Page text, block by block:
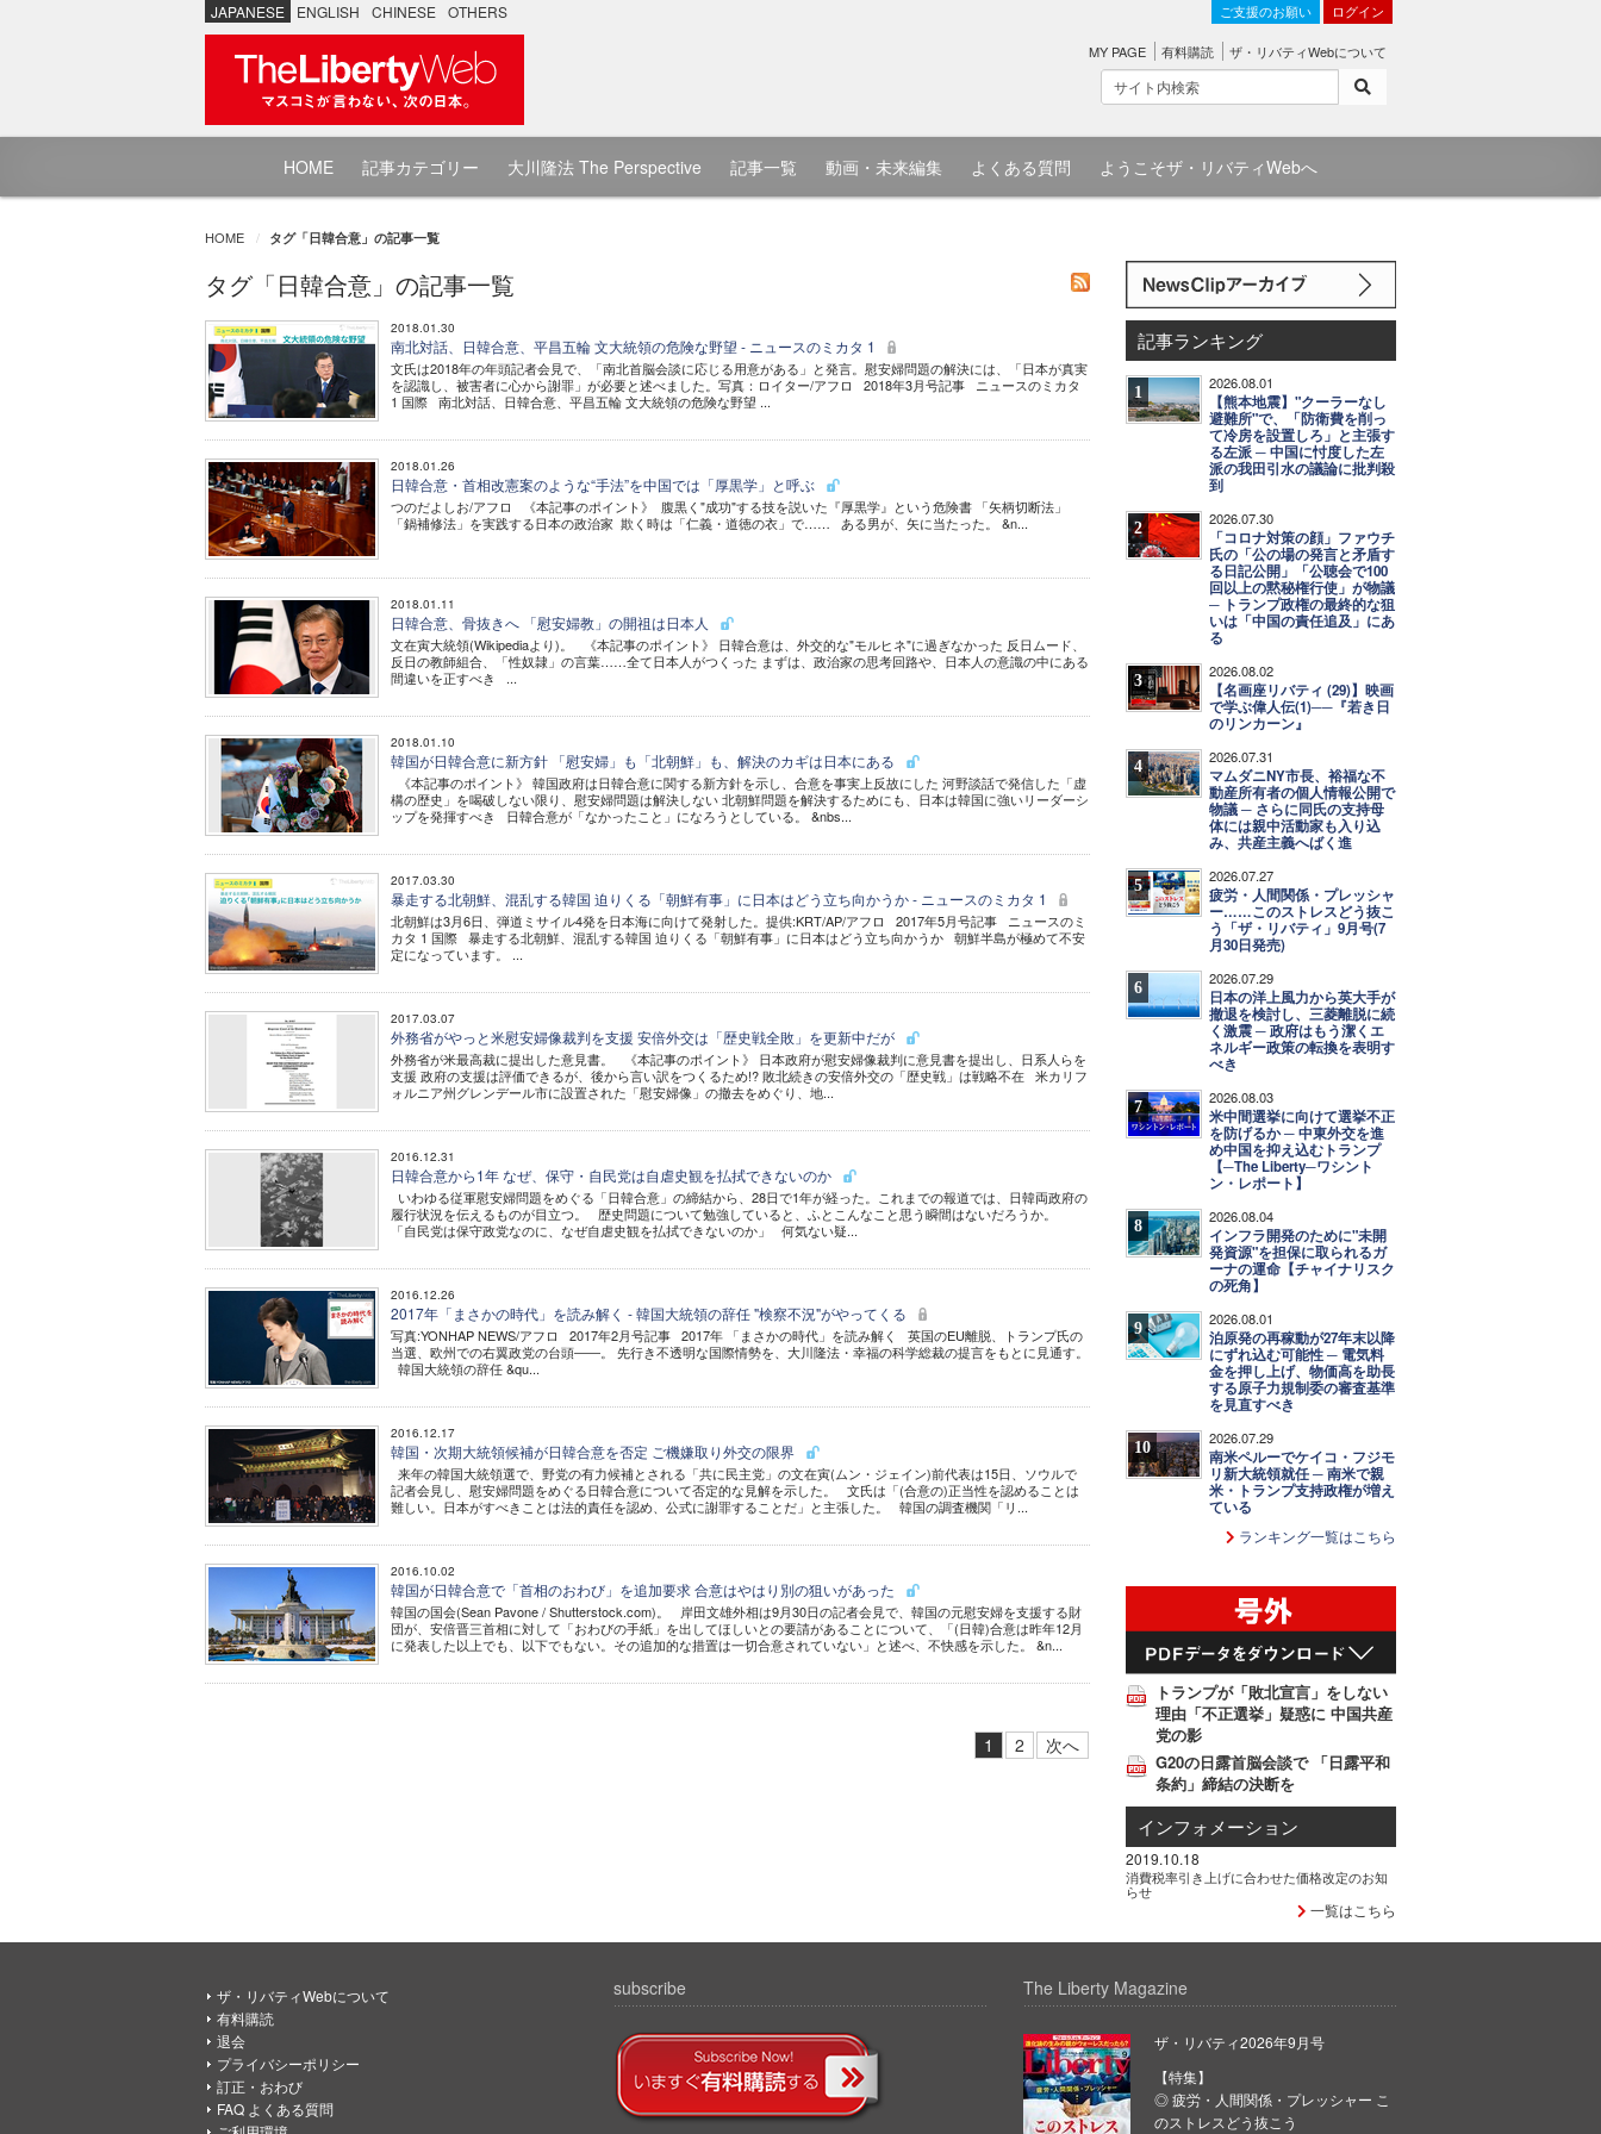
JAPANESE ENGLISH CHINESE OTHERS ご支援のお願い ログイン
MY PAGE 有料購読 ザ・リバティWebについて
HOME 記事カテゴリー 大川隆法 The Perspective 記事一覧 動画・未来編集 よくある質問 ようこそザ・リバティWebへ
HOME タグ「日韓合意」の記事一覧
タグ「日韓合意」の記事一覧
2018.01.30
南北対話、日韓合意、平昌五輪 文大統領の危険な野望 - ニュースのミカタ 1
文氏は2018年の年頭記者会見で、「南北首脳会談に応じる用意がある」と発言。慰安婦問題の解決には、「日本が真実
を認識し、被害者に心から謝罪」が必要と述べました。写真：ロイター/アフロ 2018年3月号記事 ニュースのミカタ
1 国際 南北対話、日韓合意、平昌五輪 文大統領の危険な野望 ...
2018.01.26
日韓合意・首相改憲案のような“手法”を中国では「厚黒学」と呼ぶ
つのだよしお/アフロ 《本記事のポイント》 腹黒く"成功"する技を説いた『厚黒学』という危険書 「矢柄切断法」
「鍋補修法」を実践する日本の政治家 欺く時は「仁義・道徳の衣」で…… ある男が、矢に当たった。 &n...
2018.01.11
日韓合意、骨抜きへ 「慰安婦教」の開祖は日本人
文在寅大統領(Wikipediaより)。 《本記事のポイント》 日韓合意は、外交的な"モルヒネ"に過ぎなかった 反日ムード、
反日の教師組合、「性奴隷」の言葉……全て日本人がつくった まずは、政治家の思考回路や、日本人の意識の中にある
間違いを正すべき ...
2018.01.10
韓国が日韓合意に新方針 「慰安婦」も「北朝鮮」も、解決のカギは日本にある
《本記事のポイント》 韓国政府は日韓合意に関する新方針を示し、合意を事実上反故にした 河野談話で発信した「虚
構の歴史」を喝破しない限り、慰安婦問題は解決しない 北朝鮮問題を解決するためにも、日本は韓国に強いリーダーシ
ップを発揮すべき 日韓合意が「なかったこと」になろうとしている。 &nbs...
2017.03.30
暴走する北朝鮮、混乱する韓国 迫りくる「朝鮮有事」に日本はどう立ち向かうか - ニュースのミカタ 1
北朝鮮は3月6日、弾道ミサイル4発を日本海に向けて発射した。提供:KRT/AP/アフロ 2017年5月号記事 ニュースのミ
カタ 1 国際 暴走する北朝鮮、混乱する韓国 迫りくる「朝鮮有事」に日本はどう立ち向かうか 朝鮮半島が極めて不安
定になっています。 ...
2017.03.07
外務省がやっと米慰安婦像裁判を支援 安倍外交は「歴史戦全敗」を更新中だが
外務省が米最高裁に提出した意見書。 《本記事のポイント》 日本政府が慰安婦像裁判に意見書を提出し、日系人らを
支援 政府の支援は評価できるが、後から言い訳をつくるため!? 敗北続きの安倍外交の「歴史戦」は戦略不在 米カリフ
ォルニア州グレンデール市に設置された「慰安婦像」の撤去をめぐり、地...
2016.12.31
日韓合意から1年 なぜ、保守・自民党は自虐史観を払拭できないのか
いわゆる従軍慰安婦問題をめぐる「日韓合意」の締結から、28日で1年が経った。これまでの報道では、日韓両政府の
履行状況を伝えるものが目立つ。 歴史問題について勉強していると、ふとこんなこと思う瞬間はないだろうか。
「自民党は保守政党なのに、なぜ自虐史観を払拭できないのか」 何気ない疑...
2016.12.26
2017年「まさかの時代」を読み解く - 韓国大統領の辞任 "検察不況"がやってくる
写真:YONHAP NEWS/アフロ 2017年2月号記事 2017年 「まさかの時代」を読み解く 英国のEU離脱、トランプ氏の
当選、欧州での右翼政党の台頭――。 先行き不透明な国際情勢を、大川隆法・幸福の科学総裁の提言をもとに見通す。
韓国大統領の辞任 &qu...
2016.12.17
韓国・次期大統領候補が日韓合意を否定 ご機嫌取り外交の限界
来年の韓国大統領選で、野党の有力候補とされる「共に民主党」の文在寅(ムン・ジェイン)前代表は15日、ソウルで
記者会見し、慰安婦問題をめぐる日韓合意について否定的な見解を示した。 文氏は「(合意の)正当性を認めることは
難しい。日本がすべきことは法的責任を認め、公式に謝罪することだ」と主張した。 韓国の調査機関「リ...
2016.10.02
韓国が日韓合意で「首相のおわび」を追加要求 合意はやはり別の狙いがあった
韓国の国会(Sean Pavone / Shutterstock.com)。 岸田文雄外相は9月30日の記者会見で、韓国の元慰安婦を支援する財
団が、安倍晋三首相に対して「おわびの手紙」を出してほしいとの要請があることについて、「(日韓)合意は昨年12月
に発表した以上でも、以下でもない。その追加的な措置は一切合意されていない」と述べ、不快感を示した。 &n...
1 2 次へ
記事ランキング
1 2026.08.01
【熊本地震】"クーラーなし
避難所"で、「防衛費を削っ
て冷房を設置しろ」と主張す
る左派 ─ 中国に忖度した左
派の我田引水の議論に批判殺
到
2 2026.07.30
「コロナ対策の顔」ファウチ
氏の「公の場の発言と矛盾す
る日記公開」「公聴会で100
回以上の黙秘権行使」が物議
─ トランプ政権の最終的な狙
いは「中国の責任追及」にあ
る
3 2026.08.02
【名画座リバティ (29)】映画
で学ぶ偉人伝(1)──『若き日
のリンカーン』
4 2026.07.31
マムダニNY市長、裕福な不
動産所有者の個人情報公開で
物議 ─ さらに同氏の支持母
体には親中活動家も入り込
み、共産主義へばく進
5 2026.07.27
疲労・人間関係・プレッシャ
ー……このストレスどう抜こ
う「ザ・リバティ」9月号(7
月30日発売)
6 2026.07.29
日本の洋上風力から英大手が
撤退を検討し、三菱離脱に続
く激震 ─ 政府はもう潔くエ
ネルギー政策の転換を表明す
べき
7 2026.08.03
米中間選挙に向けて選挙不正
を防げるか ─ 中東外交を進
め中国を抑え込むトランプ
【─The Liberty─ワシント
ン・レポート】
8 2026.08.04
インフラ開発のために"未開
発資源"を担保に取られるガ
ーナの運命【チャイナリスク
の死角】
9 2026.08.01
泊原発の再稼動が27年末以降
にずれ込む可能性 ─ 電気料
金を押し上げ、物価高を助長
する原子力規制委の審査基準
を見直すべき
10 2026.07.29
南米ペルーでケイコ・フジモ
リ新大統領就任 ─ 南米で親
米・トランプ支持政権が増え
ている
ランキング一覧はこちら
トランプが「敗北宣言」をしない
理由「不正選挙」疑惑に 中国共産
党の影
G20の日露首脳会談で 「日露平和
条約」締結の決断を
インフォメーション
2019.10.18
消費税率引き上げに合わせた価格改定のお知
らせ
一覧はこちら
ザ・リバティWebについて
有料購読
退会
プライバシーポリシー
訂正・おわび
FAQ よくある質問
subscribe The Liberty Magazine
ザ・リバティ2026年9月号
【特集】
◎ 疲労・人間関係・プレッシャー こ
のストレスどう抜こう